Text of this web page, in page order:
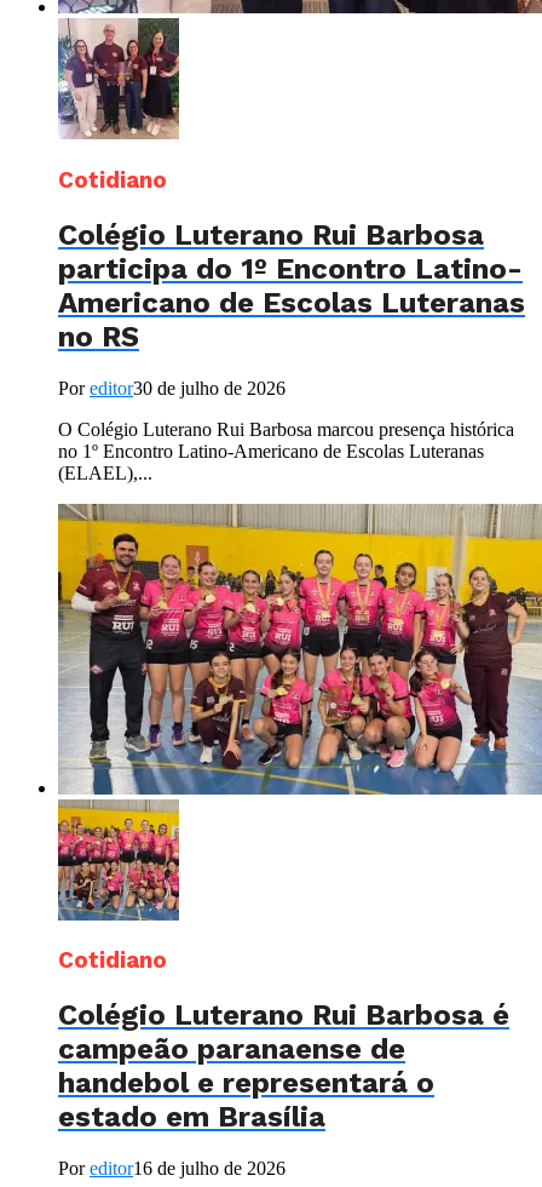
Cotidiano
Colégio Luterano Rui Barbosa
participa do 1º Encontro Latino-
Americano de Escolas Luteranas
no RS
Poreditor30 de julho de 2026
O Colégio Luterano Rui Barbosa marcou presença histórica
no 1º Encontro Latino-Americano de Escolas Luteranas
(ELAEL),...
Cotidiano
Colégio Luterano Rui Barbosa é
campeão paranaense de
handebol e representará o
estado em Brasília
Poreditor16 de julho de 2026